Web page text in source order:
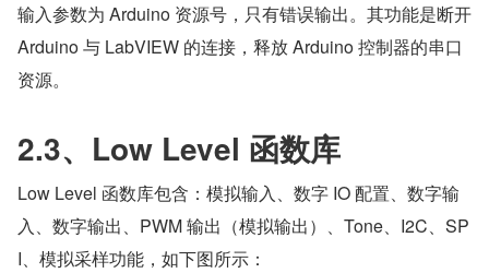
​输入参数为 Arduino 资源号，只有错误输出。其功能是断开
Arduino 与 LabVIEW 的连接，释放 Arduino 控制器的串口
资源。
2.3、Low Level 函数库
Low Level 函数库包含：模拟输入、数字 IO 配置、数字输
入、数字输出、PWM 输出（模拟输出）、Tone、I2C、SP
I、模拟采样功能，如下图所示：